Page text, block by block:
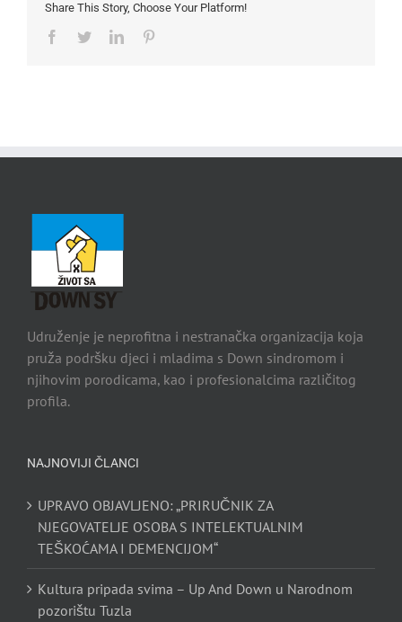
Share This Story, Choose Your Platform!
Facebook
TwitterLinkedIn
Udruženje je neprofitna i nestranačka organizacija koja
pruža podršku djeci i mladima s Down sindromom i
njihovim porodicama, kao i profesionalcima različitog
profila.
NAJNOVIJI ČLANCI
UPRAVO OBJAVLJENO: „PRIRUČNIK ZA
NJEGOVATELJE OSOBA S INTELEKTUALNIM
TEŠKOĆAMA I DEMENCIJOM“
Kultura pripada svima – Up And Down u Narodnom
pozorištu Tuzla